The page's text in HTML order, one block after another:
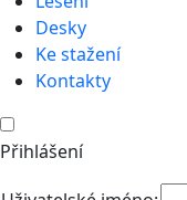
Desky
Ke stažení
Kontakty
Přihlášení